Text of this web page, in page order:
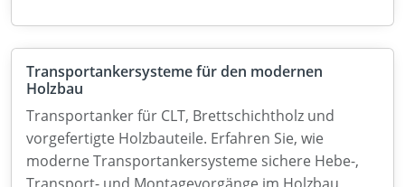
Transportankersysteme für den modernen
Holzbau
Transportanker für CLT, Brettschichtholz und
vorgefertigte Holzbauteile. Erfahren Sie, wie
moderne Transportankersysteme sichere Hebe-,